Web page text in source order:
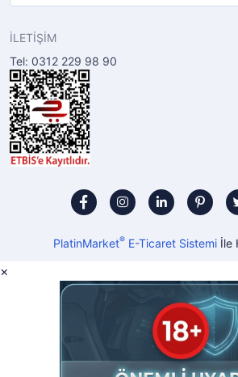
İLETİŞİM
Tel: 0312 229 98 90
PlatinMarket®E-Ticaret Sistemiİle
×